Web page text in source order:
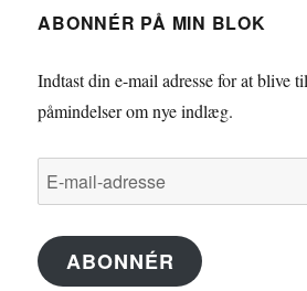
ABONNÉR PÅ MIN BLOK
Indtast din e-mail adresse for at blive
påmindelser om nye indlæg.
E-
mail-
adresse
ABONNÉR